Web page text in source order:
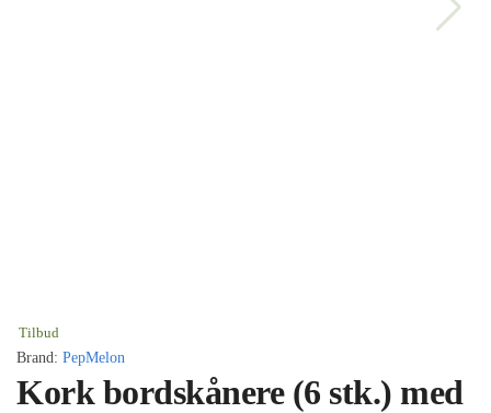
Tilbud
Brand: PepMelon
Kork bordskånere (6 stk.) med